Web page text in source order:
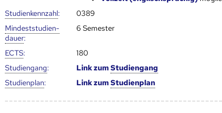
Studien­kenn­zahl:
0389
Mindest­studien­
dauer:
6 Semester
ECTS:
180
Studien­gang: Link zumStudien­gang
Studien­plan: Link zumStudien­plan